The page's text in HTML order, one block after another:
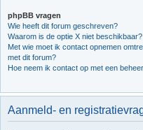
phpBB vragen
Wie heeft dit forum geschreven?
Waarom is de optie X niet beschikbaar?
Met wie moet ik contact opnemen
met dit forum?
Hoe neem ik contact op met een
Aanmeld- en